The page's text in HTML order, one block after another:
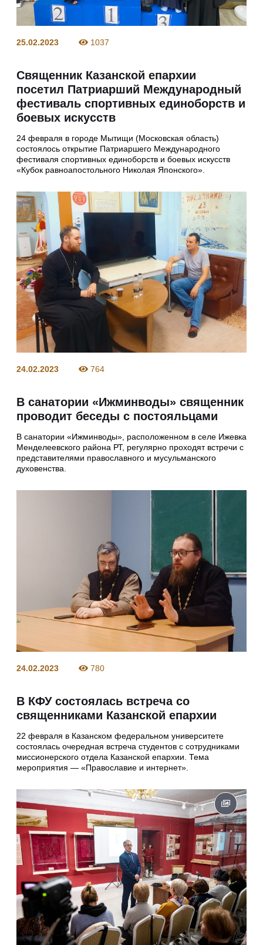
25.02.2023 1037
Священник Казанской епархии
посетил Патриарший Международный
фестиваль спортивных единоборств и
боевых искусств
24 февраля в городе Мытищи (Московская область)
состоялось открытие Патриаршего Международного
фестиваля спортивных единоборств и боевых искусств
«Кубок равноапостольного Николая Японского».
24.02.2023 764
В санатории «Ижминводы» священник
проводит беседы с постояльцами
В санатории «Ижминводы», расположенном в селе Ижевка
Менделеевского района РТ, регулярно проходят встречи с
представителями православного и мусульманского
духовенства.
24.02.2023 780
В КФУ состоялась встреча со
священниками Казанской епархии
22 февраля в Казанском федеральном университете
состоялась очередная встреча студентов с сотрудниками
миссионерского отдела Казанской епархии. Тема
мероприятия — «Православие и интернет».